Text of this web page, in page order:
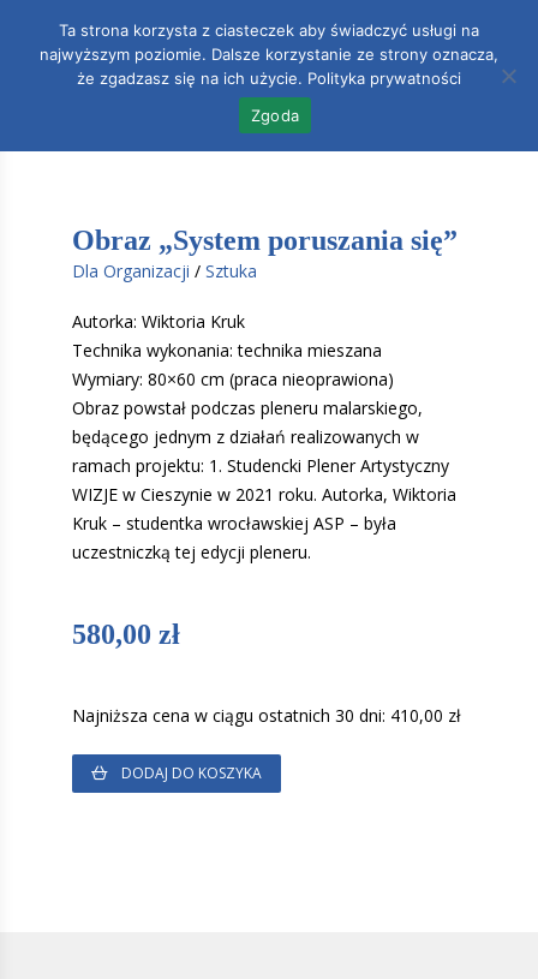
0
Obraz „System poruszania się”
Dla Organizacji / Sztuka
Autorka: Wiktoria Kruk
Technika wykonania: technika mieszana
Wymiary: 80×60 cm (praca nieoprawiona)
Obraz powstał podczas pleneru malarskiego,
będącego jednym z działań realizowanych w
ramach projektu: 1. Studencki Plener Artystyczny
WIZJE w Cieszynie w 2021 roku. Autorka, Wiktoria
Kruk – studentka wrocławskiej ASP – była
uczestniczką tej edycji pleneru.
580,00 zł
Najniższa cena w ciągu ostatnich 30 dni: 410,00 zł
DODAJ DO KOSZYKA
Ta strona korzysta z ciasteczek aby świadczyć usługi na
najwyższym poziomie. Dalsze korzystanie ze strony oznacza,
że zgadzasz się na ich użycie. Polityka prywatności
Zgoda